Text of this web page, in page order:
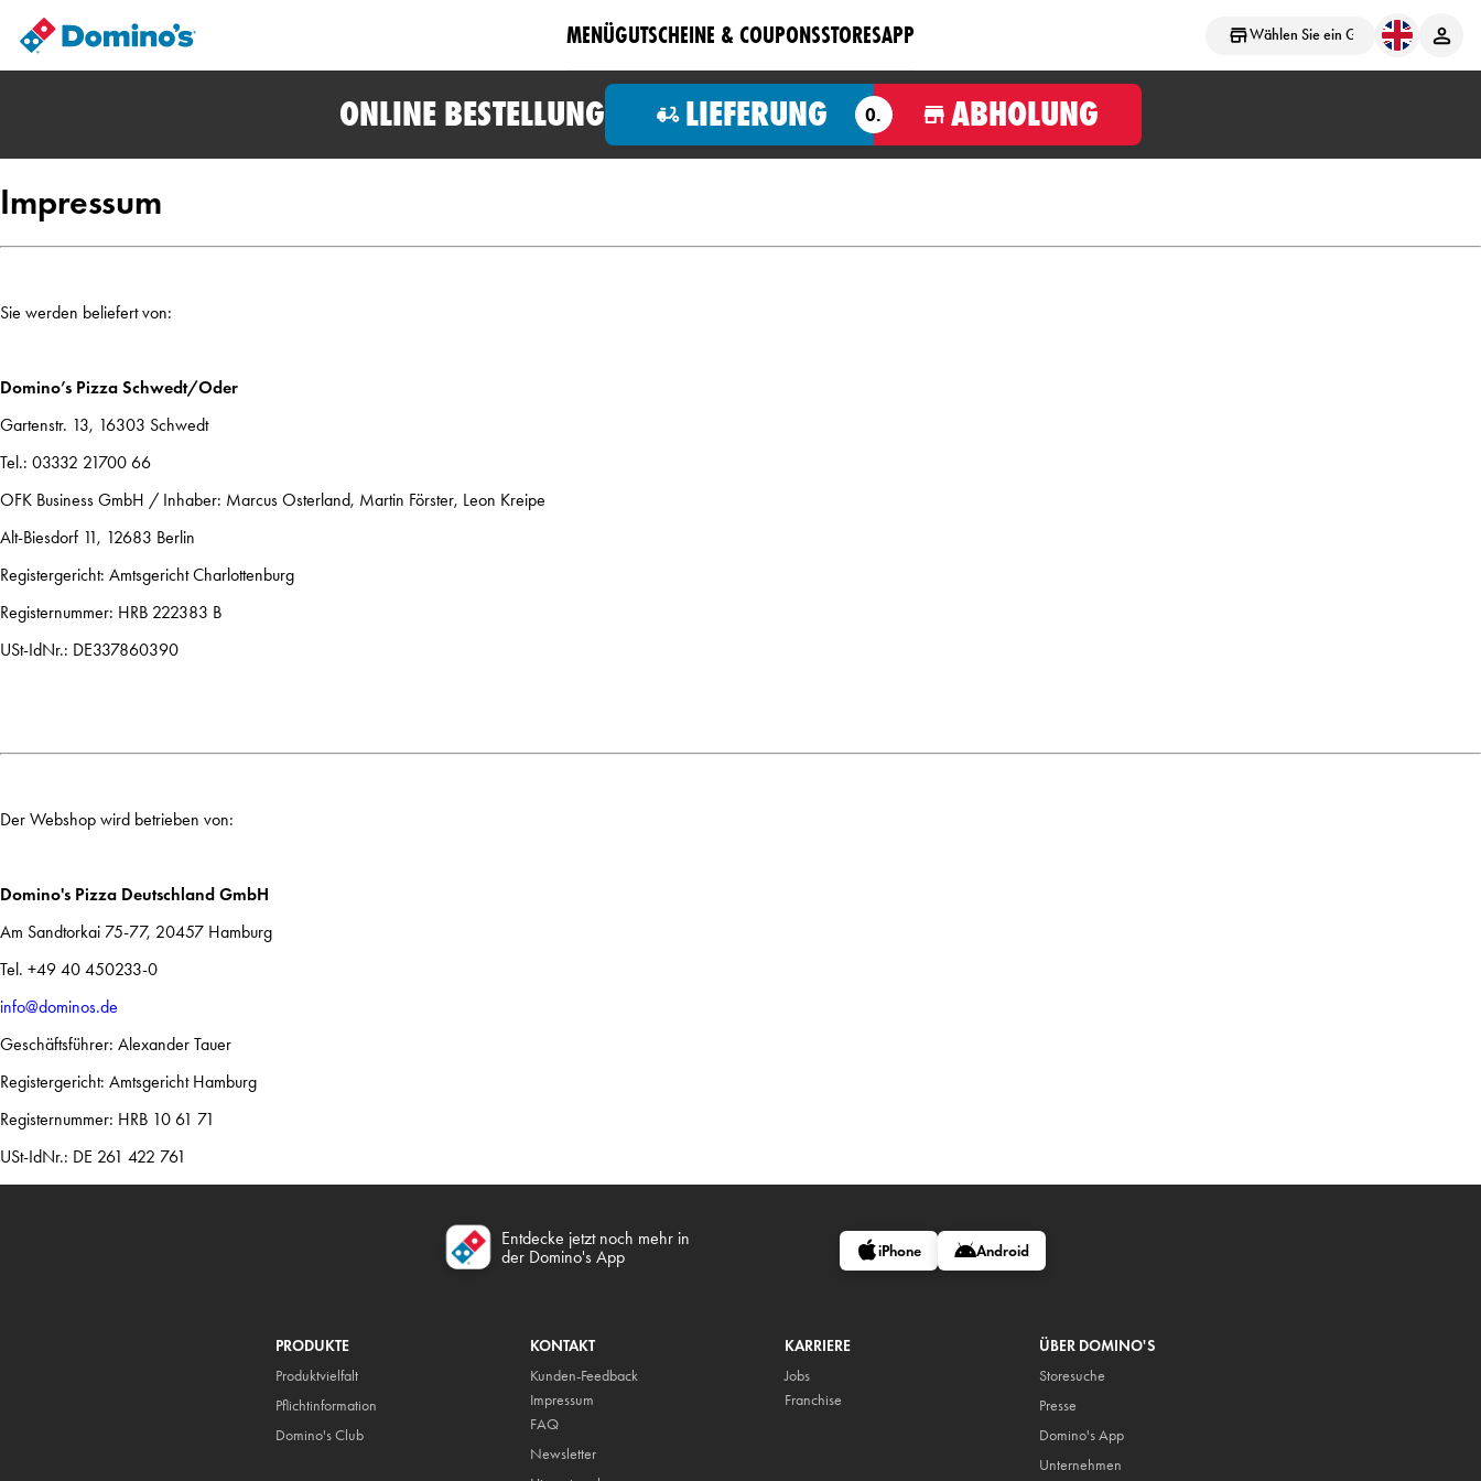
Wählen Sie ein Geschäft aus
MENÜGUTSCHEINE & COUPONSSTORESAPP
ONLINE BESTELLUNG LIEFERUNG O. ABHOLUNG
Impressum
Sie werden beliefert von:
Domino’s Pizza Schwedt/Oder
Gartenstr. 13, 16303 Schwedt
Tel.: 03332 21700 66
OFK Business GmbH / Inhaber: Marcus Osterland, Martin Förster, Leon Kreipe
Alt-Biesdorf 11, 12683 Berlin
Registergericht: Amtsgericht Charlottenburg
Registernummer: HRB 222383 B
USt-IdNr.: DE337860390
Der Webshop wird betrieben von:
Domino's Pizza Deutschland GmbH
Am Sandtorkai 75-77, 20457 Hamburg
Tel. +49 40 450233-0
info@dominos.de
Geschäftsführer: Alexander Tauer
Registergericht: Amtsgericht Hamburg
Registernummer: HRB 10 61 71
USt-IdNr.: DE 261 422 761
Entdecke jetzt noch mehr in
der Domino's App
iPhone Android
PRODUKTE
Produktvielfalt
Pflichtinformation
Domino's Club
KONTAKT
Kunden-Feedback
Impressum
FAQ
Newsletter
KARRIERE
Jobs
Franchise
ÜBER DOMINO'S
Storesuche
Presse
Domino's App
Unternehmen